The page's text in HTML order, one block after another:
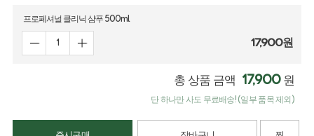
프로페셔널 클리닉 샴푸 500ml
17,900원
총 상품 금액 17,900 원
단 하나만 사도 무료배송! (일부 품목 제외)